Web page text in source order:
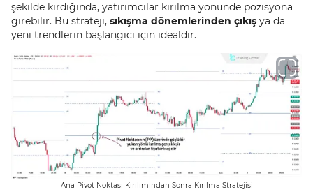
şekilde kırdığında, yatırımcılar kırılma yönünde pozisyona
girebilir. Bu strateji, sıkışma dönemlerinden çıkış ya da
yeni trendlerin başlangıcı için idealdir.
Ana Pivot Noktası Kırılımından Sonra Kırılma Stratejisi